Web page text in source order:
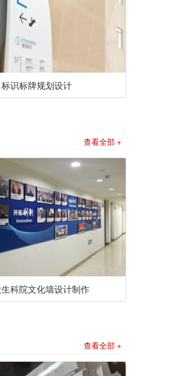
标识标牌规划设计
查看全部 +
科院文化墙设计制作
查看全部 +